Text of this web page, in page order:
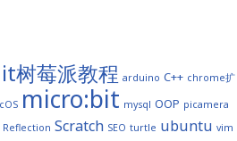
树莓派教程 arduino C++ chrome扩
micro:bit mysql OOP picamera
Reflection Scratch SEO turtle ubuntu vim